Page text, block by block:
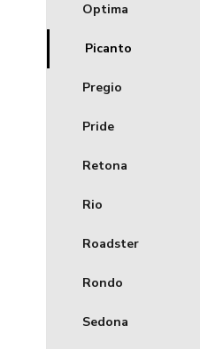
Optima
Picanto
Pregio
Pride
Retona
Rio
Roadster
Rondo
Sedona